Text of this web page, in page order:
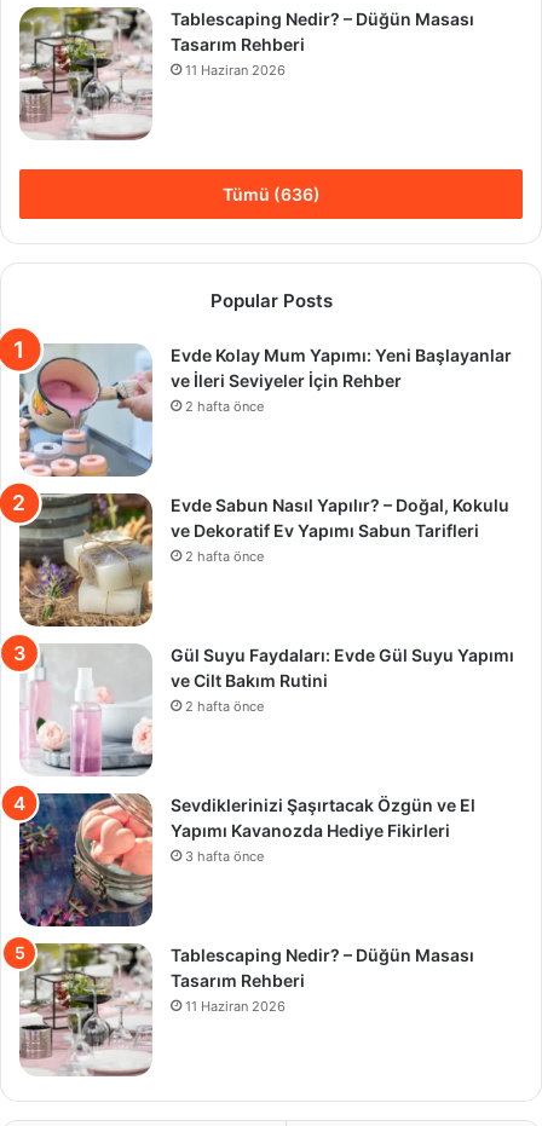
Tablescaping Nedir? – Düğün Masası
Tasarım Rehberi
11 Haziran 2026
Tümü (636)
Popular Posts
Evde Kolay Mum Yapımı: Yeni Başlayanlar
ve İleri Seviyeler İçin Rehber
2 hafta önce
Evde Sabun Nasıl Yapılır? – Doğal, Kokulu
ve Dekoratif Ev Yapımı Sabun Tarifleri
2 hafta önce
Gül Suyu Faydaları: Evde Gül Suyu Yapımı
ve Cilt Bakım Rutini
2 hafta önce
Sevdiklerinizi Şaşırtacak Özgün ve El
Yapımı Kavanozda Hediye Fikirleri
3 hafta önce
Tablescaping Nedir? – Düğün Masası
Tasarım Rehberi
11 Haziran 2026